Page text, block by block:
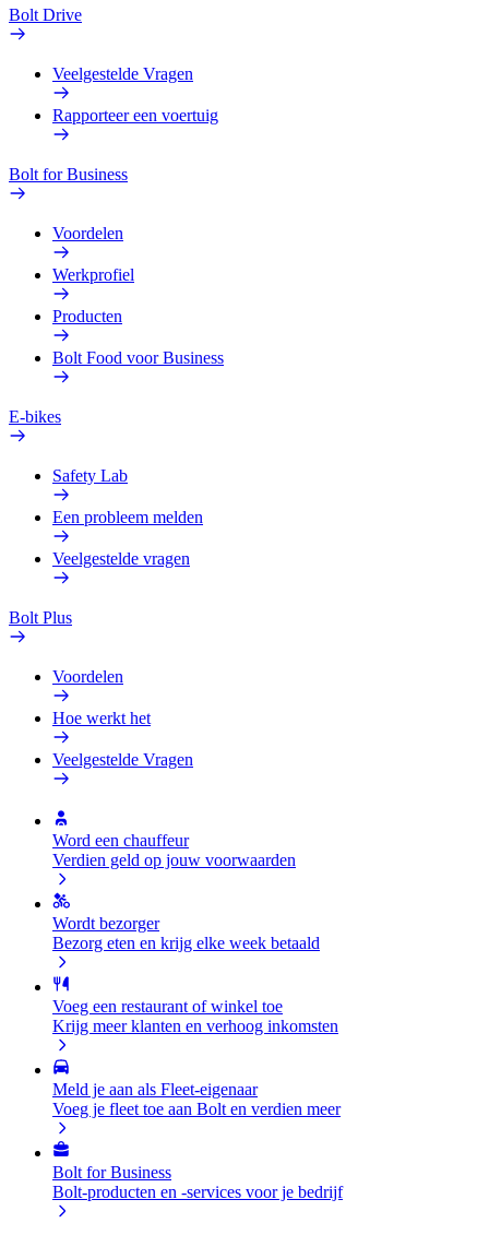
Bolt Drive
Veelgestelde Vragen
Rapporteer een voertuig
Bolt for Business
Voordelen
Werkprofiel
Producten
Bolt Food voor Business
E-bikes
Safety Lab
Een probleem melden
Veelgestelde vragen
Bolt Plus
Voordelen
Hoe werkt het
Veelgestelde Vragen
Word een chauffeur
Verdien geld op jouw voorwaarden
Wordt bezorger
Bezorg eten en krijg elke week betaald
Voeg een restaurant of winkel toe
Krijg meer klanten en verhoog inkomsten
Meld je aan als Fleet-eigenaar
Voeg je fleet toe aan Bolt en verdien meer
Bolt for Business
Bolt-producten en -services voor je bedrijf